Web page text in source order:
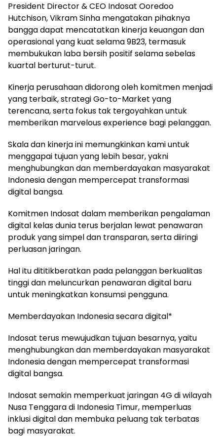
President Director & CEO Indosat Ooredoo
Hutchison, Vikram Sinha mengatakan pihaknya
bangga dapat mencatatkan kinerja keuangan dan
operasional yang kuat selama 9B23, termasuk
membukukan laba bersih positif selama sebelas
kuartal berturut-turut.
Kinerja perusahaan didorong oleh komitmen menjadi
yang terbaik, strategi Go-to-Market yang
terencana, serta fokus tak tergoyahkan untuk
memberikan marvelous experience bagi pelanggan.
Skala dan kinerja ini memungkinkan kami untuk
menggapai tujuan yang lebih besar, yakni
menghubungkan dan memberdayakan masyarakat
Indonesia dengan mempercepat transformasi
digital bangsa.
Komitmen Indosat dalam memberikan pengalaman
digital kelas dunia terus berjalan lewat penawaran
produk yang simpel dan transparan, serta diiringi
perluasan jaringan.
Hal itu dititikberatkan pada pelanggan berkualitas
tinggi dan meluncurkan penawaran digital baru
untuk meningkatkan konsumsi pengguna.
Memberdayakan Indonesia secara digital*
Indosat terus mewujudkan tujuan besarnya, yaitu
menghubungkan dan memberdayakan masyarakat
Indonesia dengan mempercepat transformasi
digital bangsa.
Indosat semakin memperkuat jaringan 4G di wilayah
Nusa Tenggara di Indonesia Timur, memperluas
inklusi digital dan membuka peluang tak terbatas
bagi masyarakat.